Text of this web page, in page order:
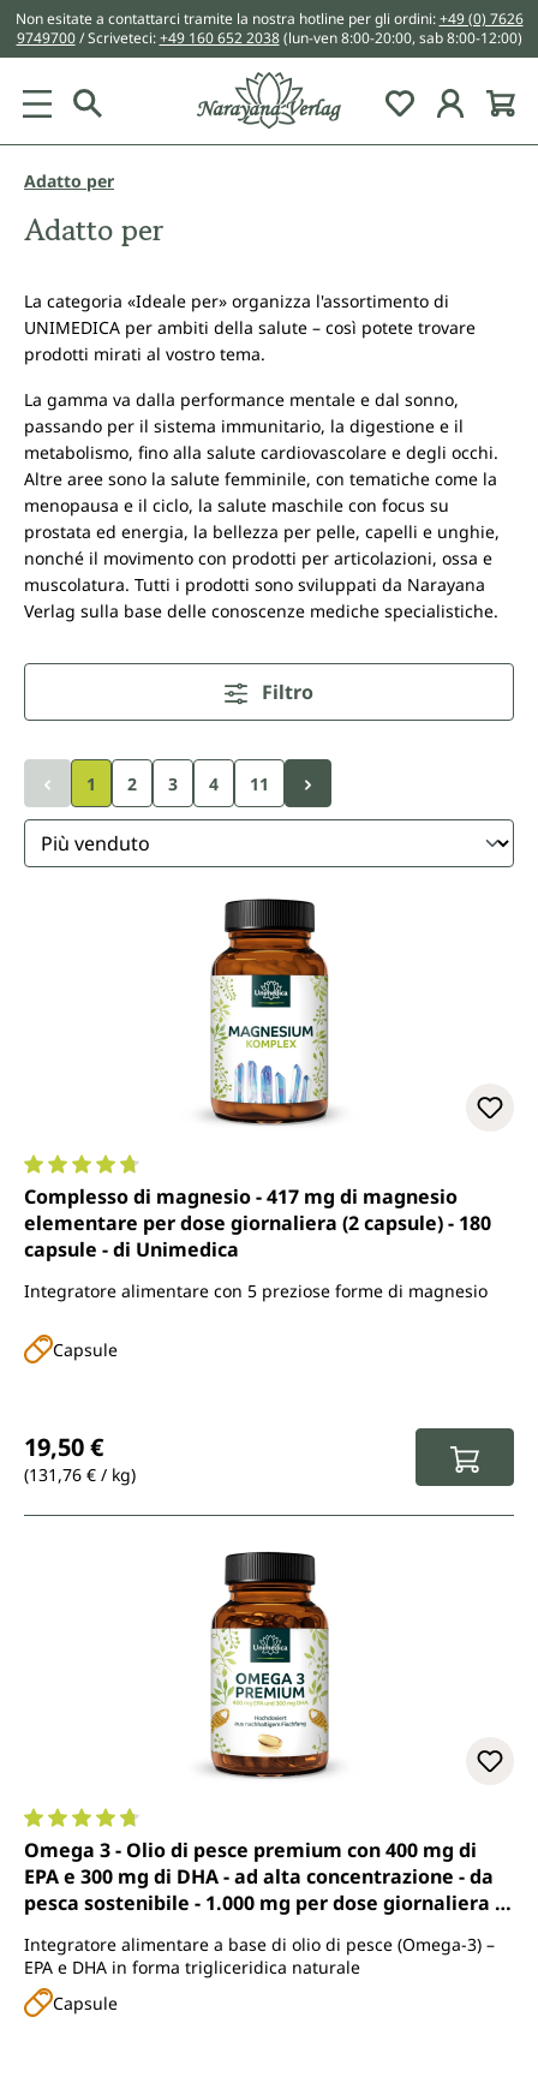
principale
Non esitate a contattarci tramite la nostra hotline per gli ordini:+49 (0) 7626
9749700/ Scriveteci:+49 160 652 2038 (lun-ven 8:00-20:00, sab 8:00-12:00)
You have 0
Adatto per
Adatto per
La categoria «Ideale per» organizza l'assortimento di
UNIMEDICA per ambiti della salute – così potete trovare
prodotti mirati al vostro tema.
La gamma va dalla performance mentale e dal sonno,
passando per il sistema immunitario, la digestione e il
metabolismo, fino alla salute cardiovascolare e degli occhi.
Altre aree sono la salute femminile, con tematiche come la
menopausa e il ciclo, la salute maschile con focus su
prostata ed energia, la bellezza per pelle, capelli e unghie,
nonché il movimento con prodotti per articolazioni, ossa e
muscolatura. Tutti i prodotti sono sviluppati da Narayana
Verlag sulla base delle conoscenze mediche specialistiche.
Filtro
1 Pagina
2 Pagina
3 Pagina
4 11
Valutazione media di 4.7 su 5 stelle
Complesso di magnesio - 417 mg di magnesio
elementare per dose giornaliera (2 capsule) - 180
capsule - di Unimedica
Integratore alimentare con 5 preziose forme di magnesio
Capsule
19,50 €
(131,76 € / kg)
Valutazione media di 4.7 su 5 stelle
Omega 3 - Olio di pesce premium con 400 mg di
EPA e 300 mg di DHA - ad alta concentrazione - da
pesca sostenibile - 1.000 mg per dose giornaliera (1
Integratore alimentare a base di olio di pesce (Omega-3) –
EPA e DHA in forma trigliceridica naturale
Capsule